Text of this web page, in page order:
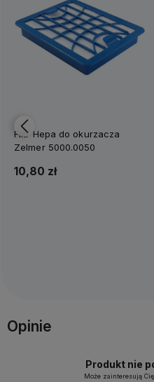
Filtr Hepa do okurzacza
Zelmer 5000.0050
10,80 zł
Opinie
Produkt nie
Może zainteresują